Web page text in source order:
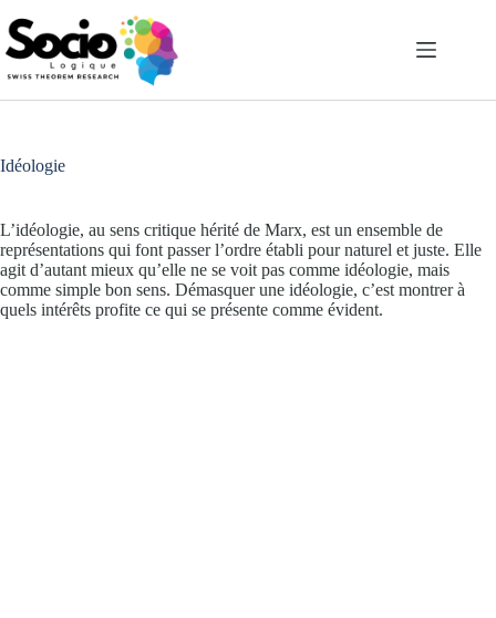
au
contenu
Idéologie
L’idéologie, au sens critique hérité de Marx, est un ensemble de
représentations qui font passer l’ordre établi pour naturel et juste. Elle
agit d’autant mieux qu’elle ne se voit pas comme idéologie, mais
comme simple bon sens. Démasquer une idéologie, c’est montrer à
quels intérêts profite ce qui se présente comme évident.